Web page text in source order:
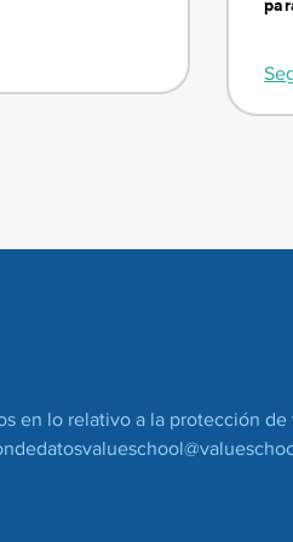
en lo relativo a la protección de